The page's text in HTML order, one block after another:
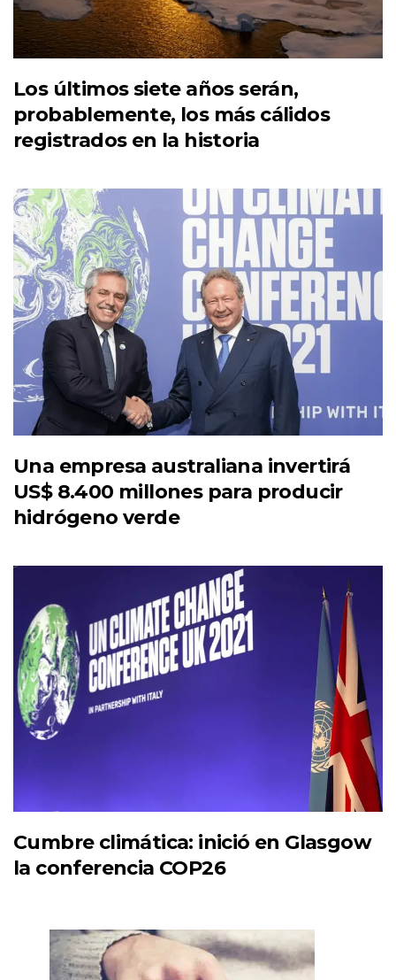
Los últimos siete años serán,
probablemente, los más cálidos
registrados en la historia
Una empresa australiana invertirá
US$ 8.400 millones para producir
hidrógeno verde
Cumbre climática: inició en Glasgow
la conferencia COP26